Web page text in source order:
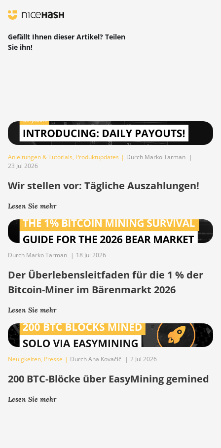
Gefällt Ihnen dieser Artikel? Teilen
Sie ihn!
Anleitungen & Tutorials, Produktupdates | Durch Marko Tarman |
23 Jul 2026
Wir stellen vor: Tägliche Auszahlungen!
Lesen Sie mehr
Durch Marko Tarman | 18 Jul 2026
Der Überlebensleitfaden für die 1 % der
Bitcoin-Miner im Bärenmarkt 2026
Lesen Sie mehr
Neuigkeiten, Presse | Durch Ana Kovačič | 2 Jul 2026
200 BTC-Blöcke über EasyMining gemined
Lesen Sie mehr